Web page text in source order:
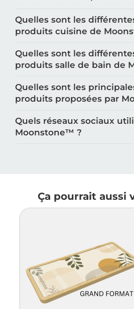
Quelles sont les
produits cuisine de
Quelles sont les
produits salle de bain de
Quelles sont les
produits proposées par
Quels réseaux sociaux
Moonstone™️ ?
Ça pourrait aussi